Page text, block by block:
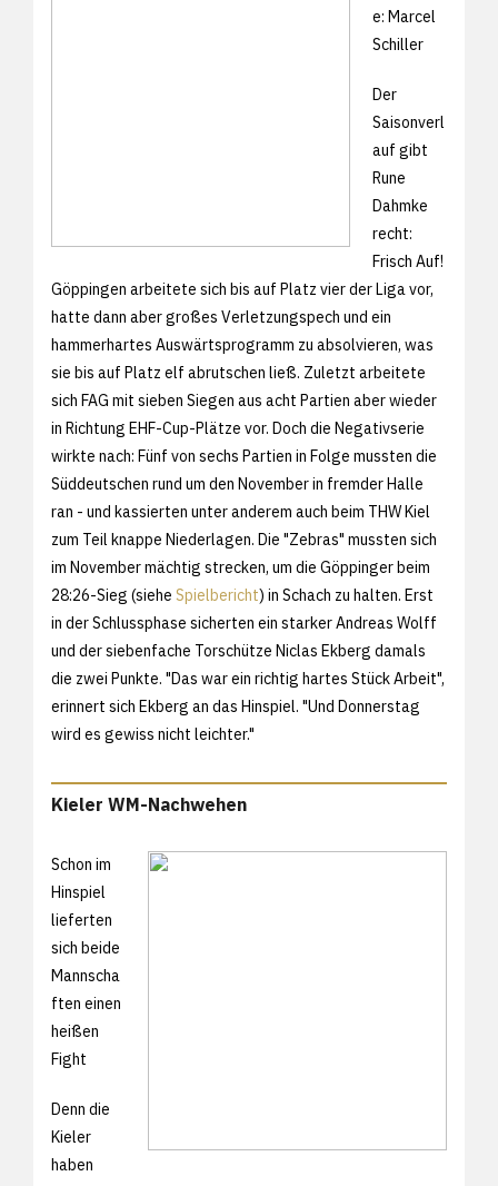
e: Marcel
Schiller
Der
Saisonverl
auf gibt
Rune
Dahmke
recht:
Frisch Auf!
Göppingen arbeitete sich bis auf Platz vier der Liga vor,
hatte dann aber großes Verletzungspech und ein
hammerhartes Auswärtsprogramm zu absolvieren, was
sie bis auf Platz elf abrutschen ließ. Zuletzt arbeitete
sich FAG mit sieben Siegen aus acht Partien aber wieder
in Richtung EHF-Cup-Plätze vor. Doch die Negativserie
wirkte nach: Fünf von sechs Partien in Folge mussten die
Süddeutschen rund um den November in fremder Halle
ran - und kassierten unter anderem auch beim THW Kiel
zum Teil knappe Niederlagen. Die "Zebras" mussten sich
im November mächtig strecken, um die Göppinger beim
28:26-Sieg (siehe Spielbericht) in Schach zu halten. Erst
in der Schlussphase sicherten ein starker Andreas Wolff
und der siebenfache Torschütze Niclas Ekberg damals
die zwei Punkte. "Das war ein richtig hartes Stück Arbeit",
erinnert sich Ekberg an das Hinspiel. "Und Donnerstag
wird es gewiss nicht leichter."
Kieler WM-Nachwehen
Schon im
Hinspiel
lieferten
sich beide
Mannscha
ften einen
heißen
Fight
Denn die
Kieler
haben